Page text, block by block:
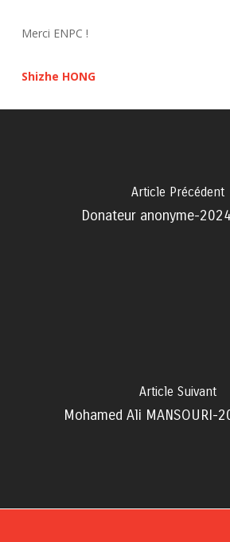
Merci ENPC !
Shizhe HONG
Article Précédent
Donateur anonyme-
Article Suivant
Mohamed Ali MANSOURI-